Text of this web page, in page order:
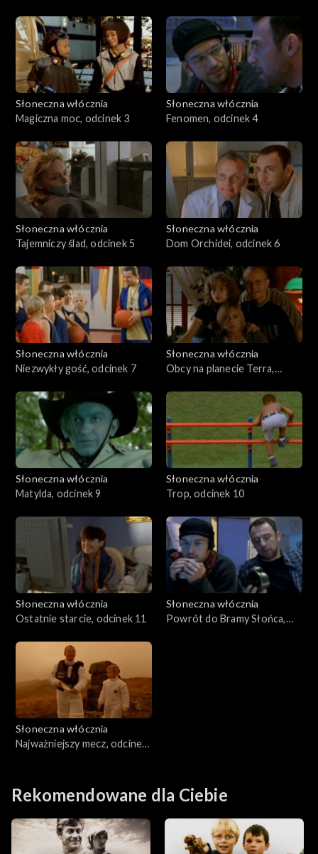
Słoneczna włócznia
Magiczna moc, odcinek 3
Słoneczna włócznia
Fenomen, odcinek 4
Słoneczna włócznia
Tajemniczy ślad, odcinek 5
Słoneczna włócznia
Dom Orchidei, odcinek 6
Słoneczna włócznia
Niezwykły gość, odcinek 7
Słoneczna włócznia
Obcy na planecie Terra,
Słoneczna włócznia
Matylda, odcinek 9
Słoneczna włócznia
Trop, odcinek 10
Słoneczna włócznia
Ostatnie starcie, odcinek 11
Słoneczna włócznia
Powrót do Bramy Słońca,
Słoneczna włócznia
Najważniejszy mecz, odcinek
Rekomendowane dla Ciebie